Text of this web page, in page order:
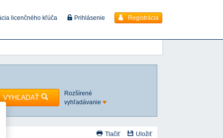
licenčného kľúča Prihlásenie Registrácia
VYHĽADAŤ
Rozšírené
vyhľadávanie
Tlačiť
Uložiť